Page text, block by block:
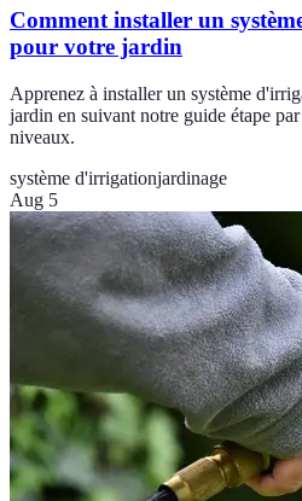
Comment installer un
pour votre jardin
Apprenez à installer un système
jardin en suivant notre guide étape
niveaux.
système d'irrigationjardinage
Aug 5